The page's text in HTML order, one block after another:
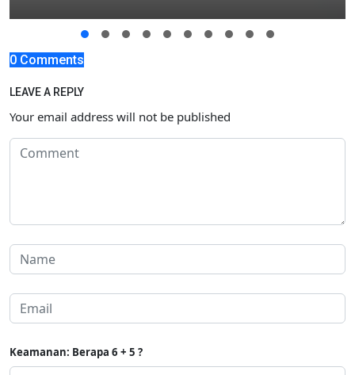
0 Comments
LEAVE A REPLY
Your email address will not be published
Keamanan: Berapa 6 + 5 ?